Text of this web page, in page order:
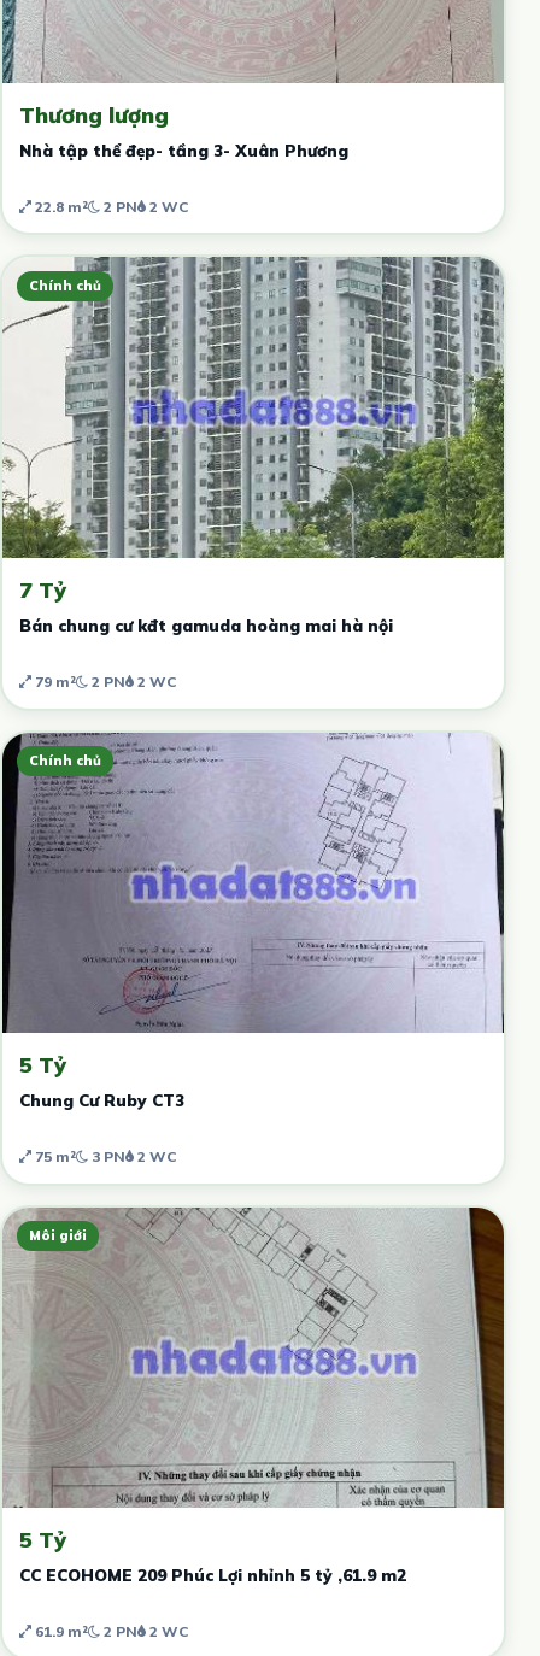
Thương lượng
Nhà tập thể đẹp- tầng 3- Xuân Phương
22.8 m² 2 PN 2 WC
Chính chủ
7 Tỷ
Bán chung cư kđt gamuda hoàng mai hà nội
79 m² 2 PN 2 WC
Chính chủ
5 Tỷ
Chung Cư Ruby CT3
75 m² 3 PN 2 WC
Môi giới
5 Tỷ
CC ECOHOME 209 Phúc Lợi nhỉnh 5 tỷ ,61.9 m2
61.9 m² 2 PN 2 WC